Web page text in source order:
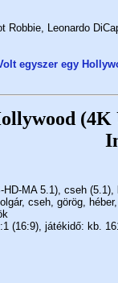
Robbie, Leonardo
egyszer egy
MA 5.1), cseh (5.1),
cseh, görög,
(16:9), játékidő: kb.